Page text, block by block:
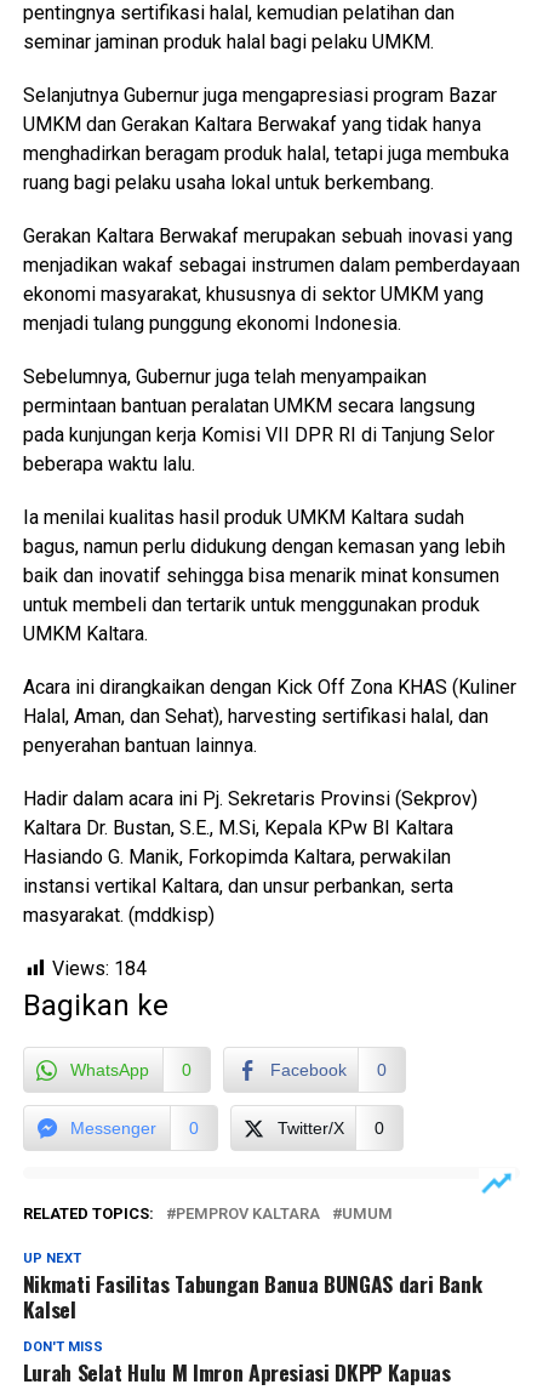
pentingnya sertifikasi halal, kemudian pelatihan dan
seminar jaminan produk halal bagi pelaku UMKM.
Selanjutnya Gubernur juga mengapresiasi program Bazar
UMKM dan Gerakan Kaltara Berwakaf yang tidak hanya
menghadirkan beragam produk halal, tetapi juga membuka
ruang bagi pelaku usaha lokal untuk berkembang.
Gerakan Kaltara Berwakaf merupakan sebuah inovasi yang
menjadikan wakaf sebagai instrumen dalam pemberdayaan
ekonomi masyarakat, khususnya di sektor UMKM yang
menjadi tulang punggung ekonomi Indonesia.
Sebelumnya, Gubernur juga telah menyampaikan
permintaan bantuan peralatan UMKM secara langsung
pada kunjungan kerja Komisi VII DPR RI di Tanjung Selor
beberapa waktu lalu.
Ia menilai kualitas hasil produk UMKM Kaltara sudah
bagus, namun perlu didukung dengan kemasan yang lebih
baik dan inovatif sehingga bisa menarik minat konsumen
untuk membeli dan tertarik untuk menggunakan produk
UMKM Kaltara.
Acara ini dirangkaikan dengan Kick Off Zona KHAS (Kuliner
Halal, Aman, dan Sehat), harvesting sertifikasi halal, dan
penyerahan bantuan lainnya.
Hadir dalam acara ini Pj. Sekretaris Provinsi (Sekprov)
Kaltara Dr. Bustan, S.E., M.Si, Kepala KPw BI Kaltara
Hasiando G. Manik, Forkopimda Kaltara, perwakilan
instansi vertikal Kaltara, dan unsur perbankan, serta
masyarakat. (mddkisp)
Views: 184
Bagikan ke
WhatsApp 0 Facebook 0
Messenger 0 Twitter/X 0
RELATED TOPICS: PEMPROV KALTARA UMUM
UP NEXT
Nikmati Fasilitas Tabungan Banua BUNGAS dari Bank
Kalsel
DON'T MISS
Lurah Selat Hulu M Imron Apresiasi DKPP Kapuas